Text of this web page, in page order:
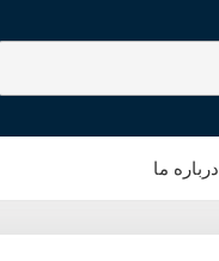
درباره ما